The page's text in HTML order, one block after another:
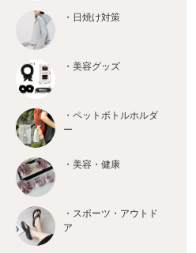
・日焼け対策
・美容グッズ
・ペットボトルホルダ
ー
・美容・健康
・スポーツ・アウトド
ア